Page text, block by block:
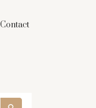
Contact